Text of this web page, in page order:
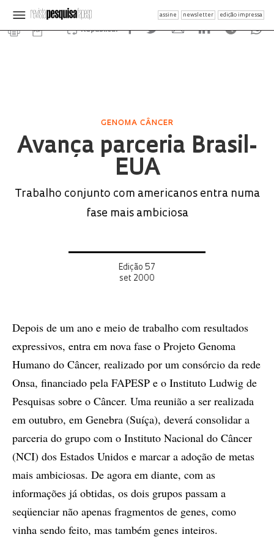
assine newsletter edição impressa
Republicar
GENOMA CÂNCER
Avança parceria Brasil-
EUA
Trabalho conjunto com americanos entra numa
fase mais ambiciosa
Edição 57
set 2000
Depois de um ano e meio de trabalho com resultados
expressivos, entra em nova fase o Projeto Genoma
Humano do Câncer, realizado por um consórcio da rede
Onsa, financiado pela FAPESP e o Instituto Ludwig de
Pesquisas sobre o Câncer. Uma reunião a ser realizada
em outubro, em Genebra (Suíça), deverá consolidar a
parceria do grupo com o Instituto Nacional do Câncer
(NCI) dos Estados Unidos e marcar a adoção de metas
mais ambiciosas. De agora em diante, com as
informações já obtidas, os dois grupos passam a
seqüenciar não apenas fragmentos de genes, como
vinha sendo feito, mas também genes inteiros.